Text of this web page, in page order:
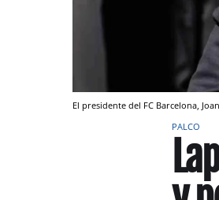
El presidente del FC Barcelona,
PALCO